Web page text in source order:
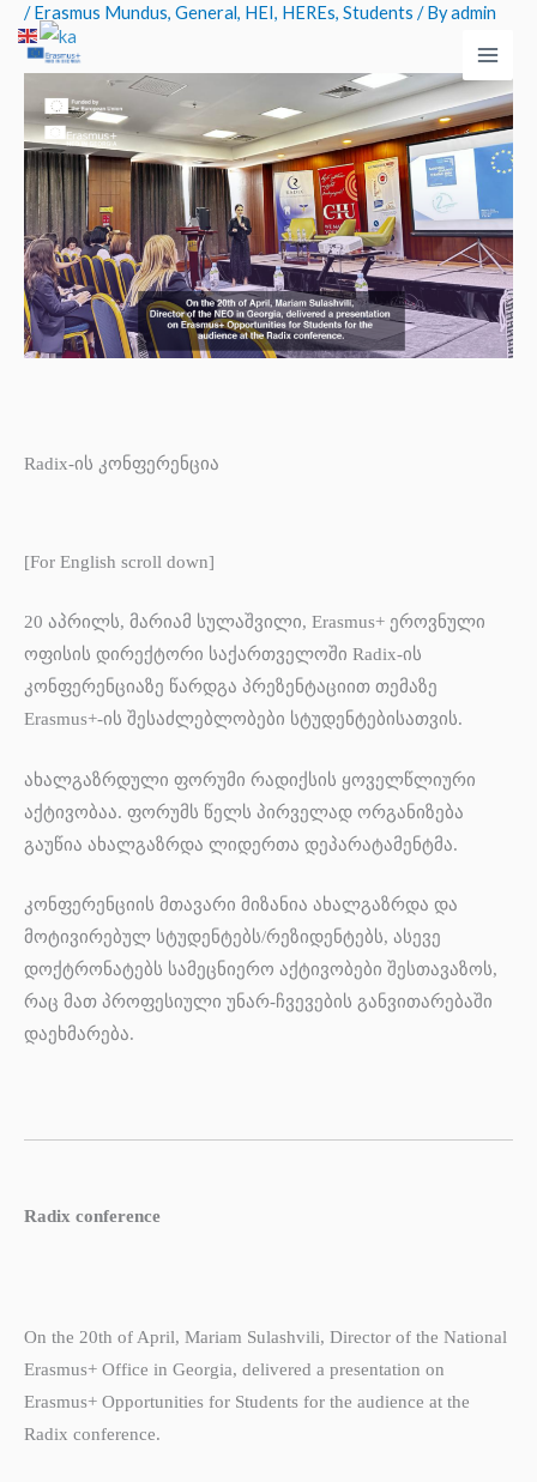
Skip
content
Main
/Erasmus Mundus, General, HEI, HEREs, Students / Byadmin
Radix-ის კონფერენცია
[For English scroll down]
20 აპრილს, მარიამ სულაშვილი, Erasmus+ ეროვნული
ოფისის დირექტორი საქართველოში Radix-ის
კონფერენციაზე წარდგა პრეზენტაციით თემაზე
Erasmus+-ის შესაძლებლობები სტუდენტებისათვის.
ახალგაზრდული ფორუმი რადიქსის ყოველწლიური
აქტივობაა. ფორუმს წელს პირველად ორგანიზება
გაუწია ახალგაზრდა ლიდერთა დეპარატამენტმა.
კონფერენციის მთავარი მიზანია ახალგაზრდა და
მოტივირებულ სტუდენტებს/რეზიდენტებს, ასევე
დოქტრონატებს სამეცნიერო აქტივობები შესთავაზოს,
რაც მათ პროფესიული უნარ-ჩვევების განვითარებაში
დაეხმარება.
Radix conference
On the 20th of April, Mariam Sulashvili, Director of the National
Erasmus+ Office in Georgia, delivered a presentation on
Erasmus+ Opportunities for Students for the audience at the
Radix conference.